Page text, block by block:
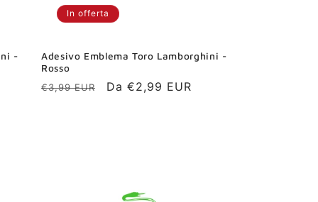
-
In offerta
Adesivo Emblema Toro Lamborghini -
Rosso
Prezzo
€3,99 EUR
Prezzo
Da €2,99 EUR